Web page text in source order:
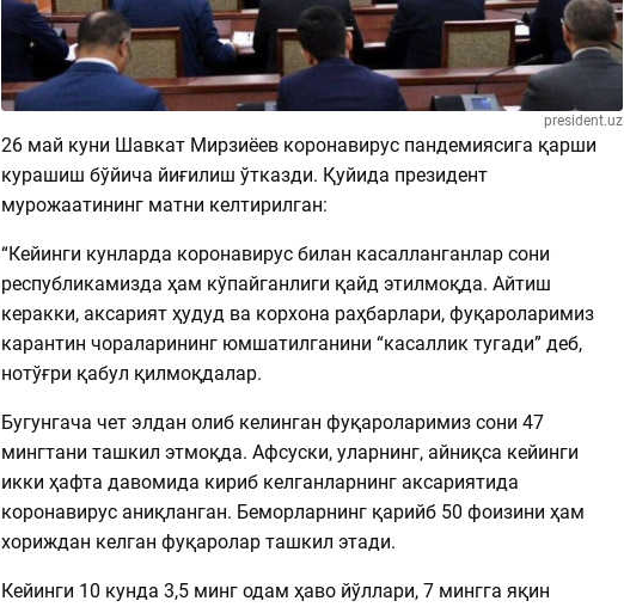
president.uz
26 май куни Шавкат Мирзиёев коронавирус пандемиясига қарши
курашиш бўйича йиғилиш ўтказди. Қуйида президент
мурожаатининг матни келтирилган:
“Кейинги кунларда коронавирус билан касалланганлар сони
республикамизда ҳам кўпайганлиги қайд этилмоқда. Айтиш
керакки, аксарият ҳудуд ва корхона раҳбарлари, фуқароларимиз
карантин чораларининг юмшатилганини “касаллик тугади” деб,
нотўғри қабул қилмоқдалар.
Бугунгача чет элдан олиб келинган фуқароларимиз сони 47
мингтани ташкил этмоқда. Афсуски, уларнинг, айниқса кейинги
икки ҳафта давомида кириб келганларнинг аксариятида
коронавирус аниқланган. Беморларнинг қарийб 50 фоизини ҳам
хориждан келган фуқаролар ташкил этади.
Кейинги 10 кунда 3,5 минг одам ҳаво йўллари, 7 мингга яқин